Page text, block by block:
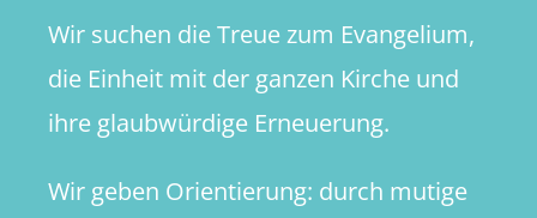
Wir suchen die Treue zum Evangelium,
die Einheit mit der ganzen Kirche und
ihre glaubwürdige Erneuerung.
Wir geben Orientierung: durch mutige